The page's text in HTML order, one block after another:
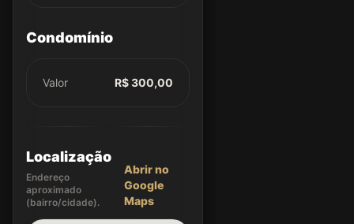
Condomínio
Valor R$ 300,00
Localização
Endereço
aproximado
(bairro/cidade).
Abrir no
Google
Maps